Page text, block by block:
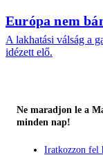
Európa nem
A lakhatási válság a
idézett elő.
Ne maradjon le a
minden nap!
Iratkozzon fel